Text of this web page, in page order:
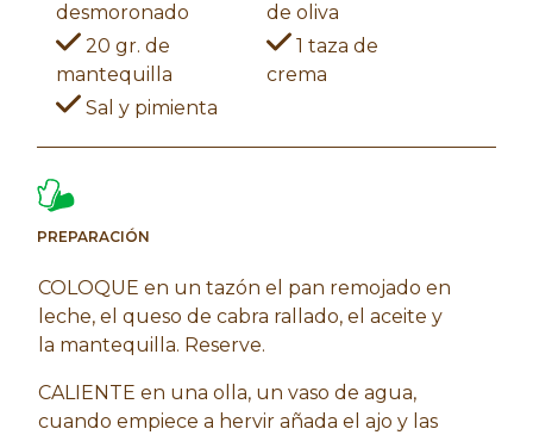
desmoronado
de oliva
20 gr. de
mantequilla
1 taza de
crema
Sal y pimienta
PREPARACIÓN
COLOQUE en un tazón el pan remojado en
leche, el queso de cabra rallado, el aceite y
la mantequilla. Reserve.
CALIENTE en una olla, un vaso de agua,
cuando empiece a hervir añada el ajo y las